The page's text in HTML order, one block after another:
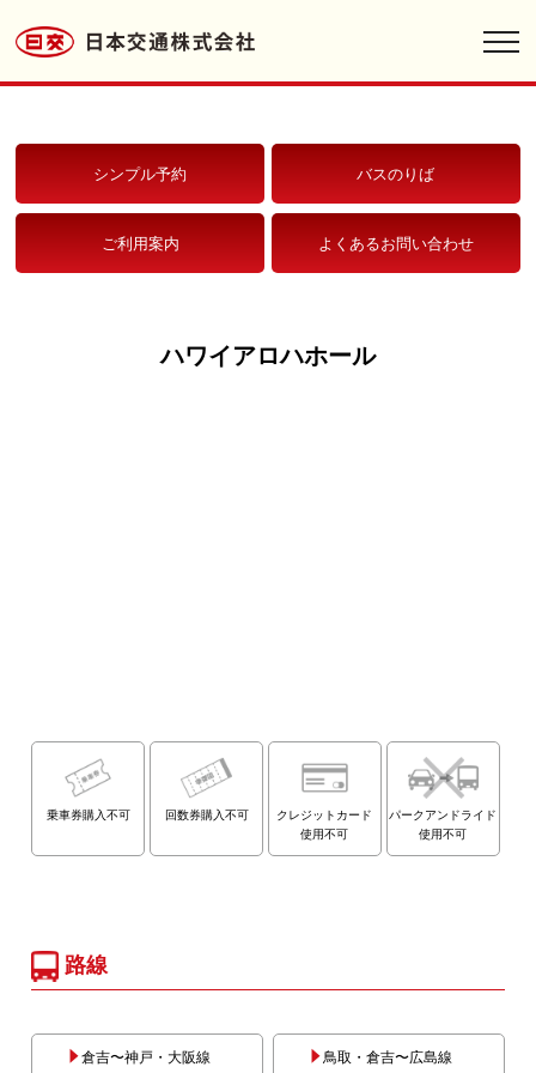
シンプル予約 バスのりば
ご利用案内 よくあるお問い合わせ
ハワイアロハホール
乗車券購入不可 回数券購入不可
クレジットカード
使用不可
パークアンドライド
使用不可
路線
倉吉〜神戸・大阪線 鳥取・倉吉〜広島線